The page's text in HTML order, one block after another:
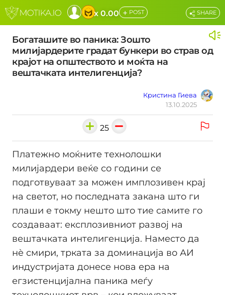
x 0.00 + POST
Богаташите во паника: Зошто
милијардерите градат бункери во страв од
крајот на општеството и моќта на
вештачката интелигенција?
Кристина Гиева
13.10.2025
SHARE
25
Платежно моќните технолошки
милијардери веќе со години се
подготвуваат за можен имплозивен крај
на светот, но последната закана што ги
плаши е токму нешто што тие самите го
создаваат: експлозивниот развој на
вештачката интелигенција. Наместо да
нè смири, трката за доминација во АИ
индустријата донесе нова ера на
егзистенцијална паника меѓу